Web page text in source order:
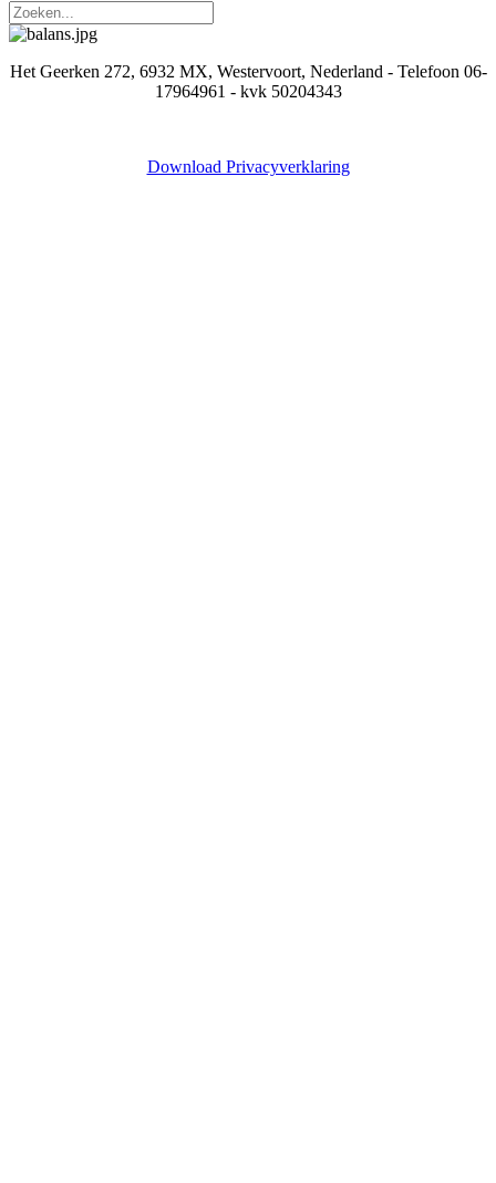
Het Geerken 272, 6932 MX, Westervoort, Nederland - Telefoon 06-
17964961 - kvk 50204343
Download Privacyverklaring